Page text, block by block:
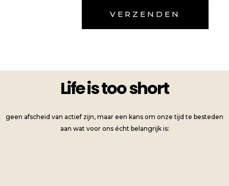
Life is too short
geen afscheid van actief zijn, maar een kans om onze tijd te besteden
aan wat voor ons écht belangrijk is: